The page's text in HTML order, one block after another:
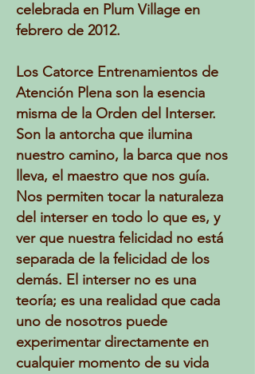
celebrada en Plum Village en
febrero de 2012.
Los Catorce Entrenamientos de
Atención Plena son la esencia
misma de la Orden del Interser.
Son la antorcha que ilumina
nuestro camino, la barca que nos
lleva, el maestro que nos guía.
Nos permiten tocar la naturaleza
del interser en todo lo que es, y
ver que nuestra felicidad no está
separada de la felicidad de los
demás. El interser no es una
teoría; es una realidad que cada
uno de nosotros puede
experimentar directamente en
cualquier momento de su vida